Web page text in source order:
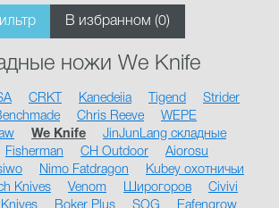
В избранном (0)
ножи We Knife
CRKT Kanedeiia Tigend
Strider
Chris Reeve
WEPE
We Knife
JinJunLang складные
Fisherman CH Outdoor
Aiorosu
Nimo Fatdragon
Kubey охотничьи
Knives Venom Широгоров
Civivi
Boker Plus SOG
Eafengrow